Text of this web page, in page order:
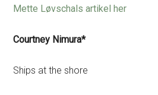
Mette Løvschals artikel her
Courtney Nimura*
Ships at the shore